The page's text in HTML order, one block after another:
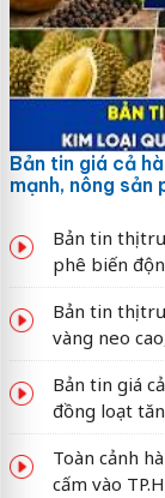
Bản tin giá cả
mạnh, nông sản
Bản tin thị
phê biến
Bản tin thị
vàng neo
Bản tin giá
đồng loạt
Toàn cảnh
cấm vào